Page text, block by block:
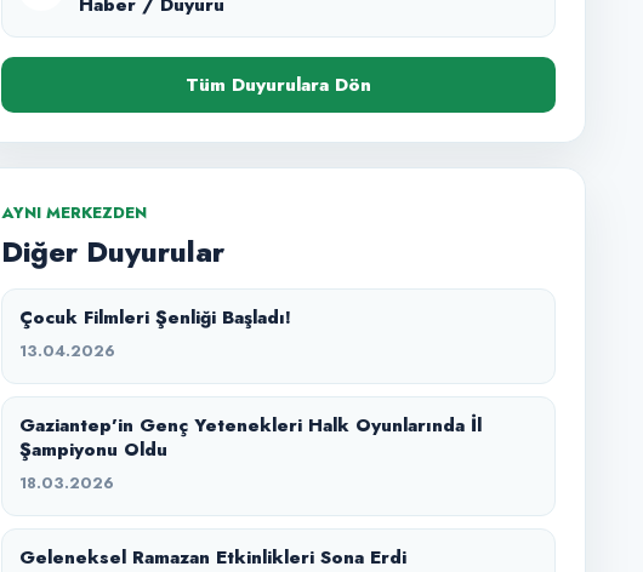
Tüm Duyurulara Dön
AYNI MERKEZDEN
Diğer Duyurular
Çocuk Filmleri Şenliği Başladı!
13.04.2026
Gaziantep’in Genç Yetenekleri Halk Oyunlarında İl
Şampiyonu Oldu
18.03.2026
Geleneksel Ramazan Etkinlikleri Sona Erdi